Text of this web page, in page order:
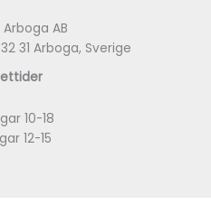
AB
31 Arboga, Sverige
10-18
12-15